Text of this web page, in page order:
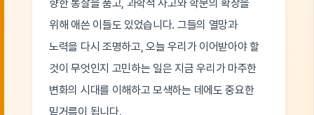
향한 통찰을 품고, 과학적 사고와 학문의 확장을
위해 애쓴 이들도 있었습니다. 그들의 열망과
노력을 다시 조명하고, 오늘 우리가 이어받아야 할
것이 무엇인지 고민하는 일은 지금 우리가 마주한
변화의 시대를 이해하고 모색하는 데에도 중요한
밑거름이 됩니다.